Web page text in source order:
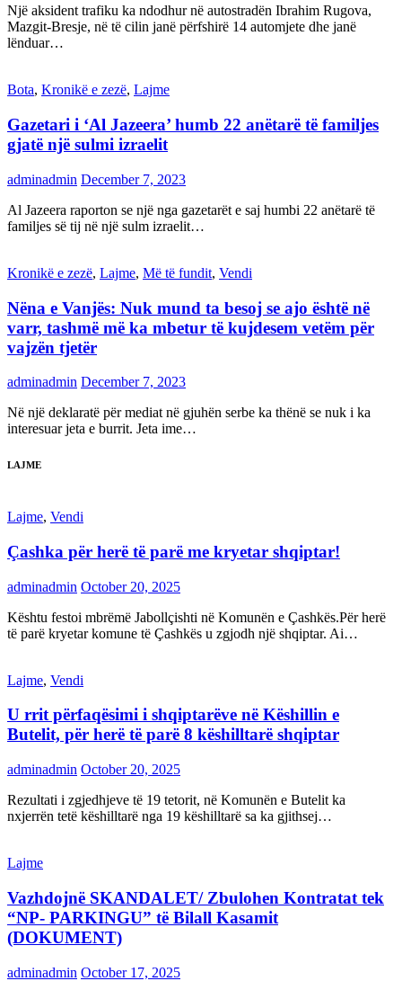
Një aksident trafiku ka ndodhur në autostradën Ibrahim Rugova,
Mazgit-Bresje, në të cilin janë përfshirë 14 automjete dhe janë
lënduar…
Bota, Kronikë e zezë, Lajme
Gazetari i ‘Al Jazeera’ humb 22 anëtarë të familjes
gjatë një sulmi izraelit
adminadmin December 7, 2023
Al Jazeera raporton se një nga gazetarët e saj humbi 22 anëtarë të
familjes së tij në një sulm izraelit…
Kronikë e zezë, Lajme, Më të fundit, Vendi
Nëna e Vanjës: Nuk mund ta besoj se ajo është në
varr, tashmë më ka mbetur të kujdesem vetëm për
vajzën tjetër
adminadmin December 7, 2023
Në një deklaratë për mediat në gjuhën serbe ka thënë se nuk i ka
interesuar jeta e burrit. Jeta ime…
LAJME
Lajme, Vendi
Çashka për herë të parë me kryetar shqiptar!
adminadmin October 20, 2025
Kështu festoi mbrëmë Jabollçishti në Komunën e Çashkës.Për herë
të parë kryetar komune të Çashkës u zgjodh një shqiptar. Ai…
Lajme, Vendi
U rrit përfaqësimi i shqiptarëve në Këshillin e
Butelit, për herë të parë 8 këshilltarë shqiptar
adminadmin October 20, 2025
Rezultati i zgjedhjeve të 19 tetorit, në Komunën e Butelit ka
nxjerrën tetë këshilltarë nga 19 këshilltarë sa ka gjithsej…
Lajme
Vazhdojnë SKANDALET/ Zbulohen Kontratat tek
“NP- PARKINGU” të Bilall Kasamit
(DOKUMENT)
adminadmin October 17, 2025